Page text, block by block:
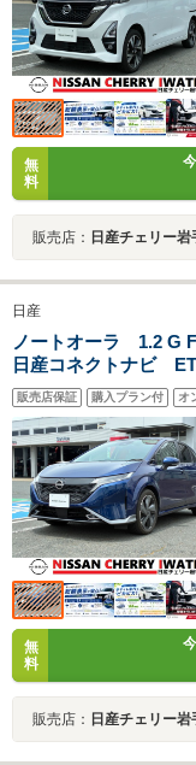
無
料
販売店： 日産チェリー
日産
ノートオーラ 1.2 G
日産コネクトナビ
プロパイロット 寒冷
ト 白革シート ドラ
販売店保証 購入プラン付 オ
無
料
販売店： 日産チェリー